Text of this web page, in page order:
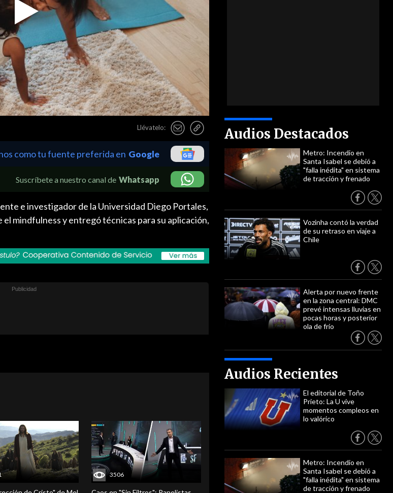
Video
Llévatelo: Audios Destacados
Metro: Incendio en
Santa Isabel se debió a
"falla inédita" en sistema
de tracción y frenado
Vozinha contó la verdad
de su retraso en viaje a
Chile
Alerta por nuevo frente
en la zona central: DMC
prevé intensas lluvias en
pocas horas y posterior
ola de frío
Audios Recientes
El editorial de Toño
Prieto: La U vive
momentos compleos en
lo valórico
Metro: Incendio en
Santa Isabel se debió a
"falla inédita" en sistema
de tracción y frenado
como tu fuente preferida en Google
Suscríbete a nuestro canal de Whatsapp
e investigador de la Universidad Diego Portales,
mindfulness y entregó técnicas para su aplicación,
3506